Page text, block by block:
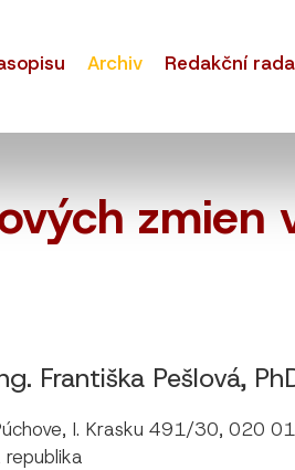
Archiv Redakční rada
zmien
Františka Pešlová,
I. Krasku 491/30, 020